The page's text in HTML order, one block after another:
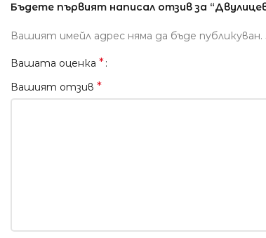
Бъдете първият написал отзив за
Вашият имейл адрес няма да бъде публикуван.
Вашата оценка *
Вашият отзив *